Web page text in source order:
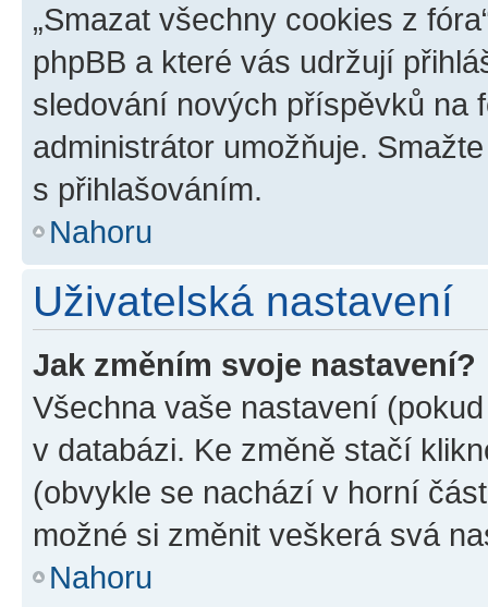
„Smazat všechny cookies z
phpBB a které vás udržují
sledování nových příspěvků na
administrátor umožňuje.
s přihlašováním.
Nahoru
Uživatelská nastavení
Jak změním svoje nastavení?
Všechna vaše nastavení
v databázi. Ke změně stačí
(obvykle se nachází v horní
možné si změnit veškerá svá
Nahoru